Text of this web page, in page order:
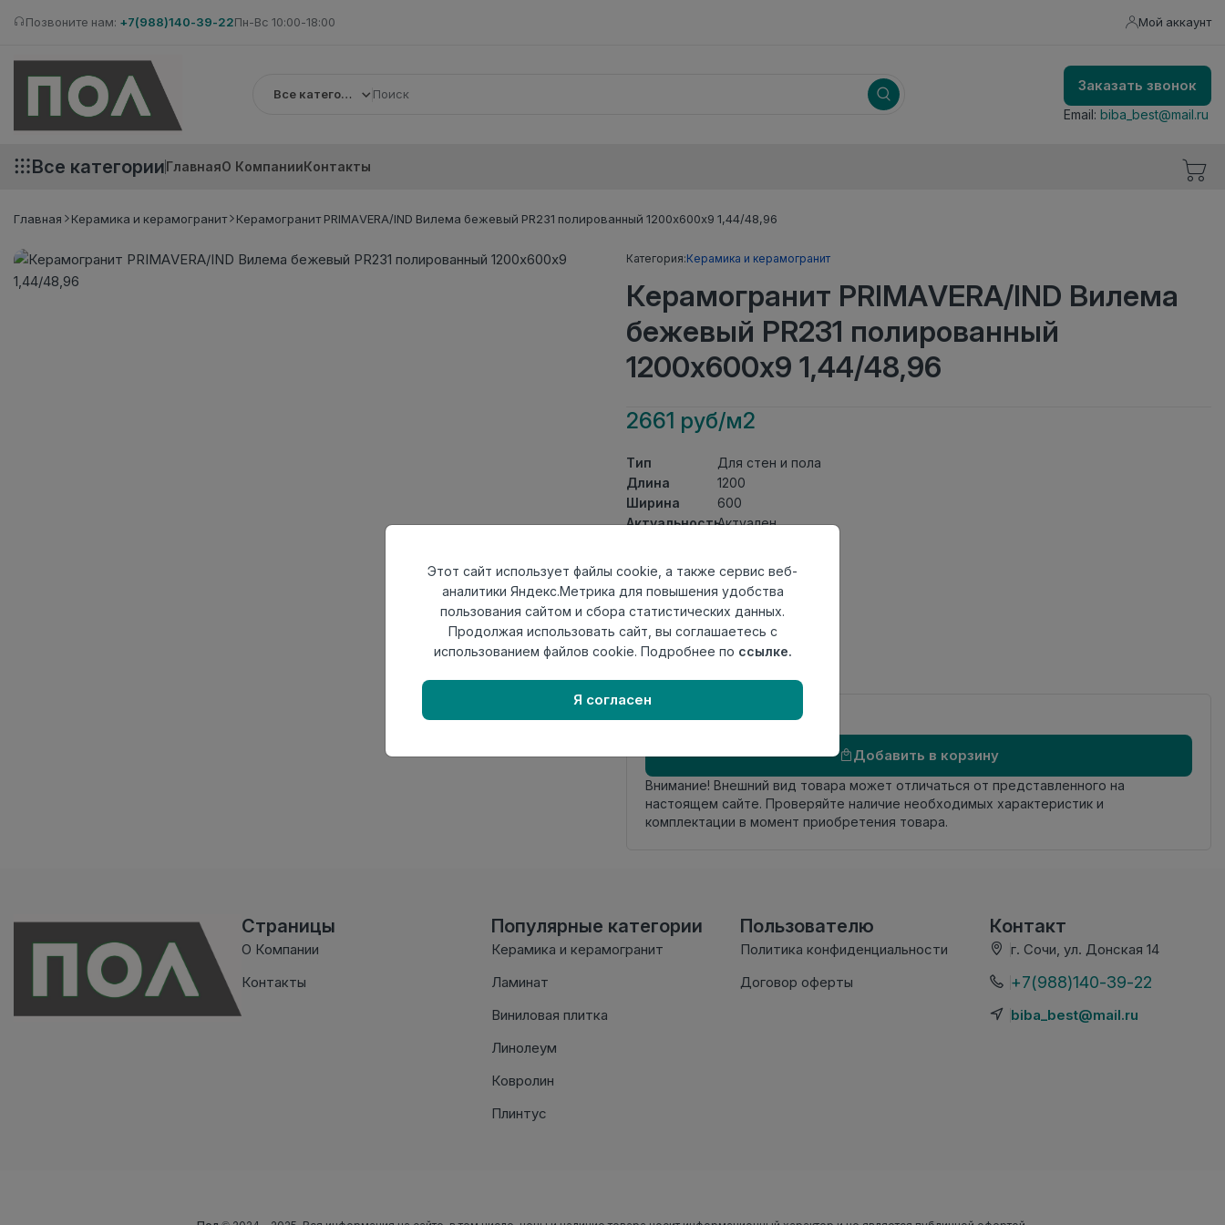
Позвоните нам: +7(988)140-39-22Пн-Вс 10:00-18:00 Мой аккаунт
Все категории
Заказать звонок
Email: biba_best@mail.ru
Все категорииГлавнаяО КомпанииКонтакты
Главная Керамика и керамогранит Керамогранит PRIMAVERA/IND Вилема бежевый PR231 полированный 1200х600х9 1,44/48,96
Категория:Керамика и керамогранит
Керамогранит PRIMAVERA/IND Вилема
бежевый PR231 полированный
1200х600х9 1,44/48,96
2661 руб/м2
Тип
Для стен и пола
Длина
1200
Ширина
600
АктуальностьАктуален
группа
Толщина
Поверхность
полированный
Страна
происхождения
Индия
Номер
комплекта
Осталось76 шт
Добавить в корзину
Внимание! Внешний вид товара может отличаться от представленного на
настоящем сайте. Проверяйте наличие необходимых характеристик и
комплектации в момент приобретения товара.
Страницы
О Компании
Контакты
Популярные категории
Керамика и керамогранит
Ламинат
Виниловая плитка
Линолеум
Ковролин
Плинтус
Пользователю
Политика конфиденциальности
Договор оферты
Контакт
г. Сочи, ул. Донская 14
+7(988)140-39-22
biba_best@mail.ru
Этот сайт использует файлы cookie, а также сервис веб-
аналитики Яндекс.Метрика для повышения удобства
пользования сайтом и сбора статистических данных.
Продолжая использовать сайт, вы соглашаетесь с
использованием файлов cookie. Подробнее по ссылке.
Я согласен